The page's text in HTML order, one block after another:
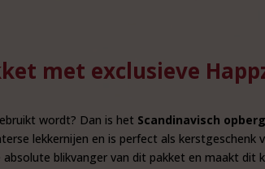
met exclusieve
wordt? Dan is het Scandinavisch
lekkernijen en is perfect als kerstgeschenk
blikvanger van dit pakket en maakt dit